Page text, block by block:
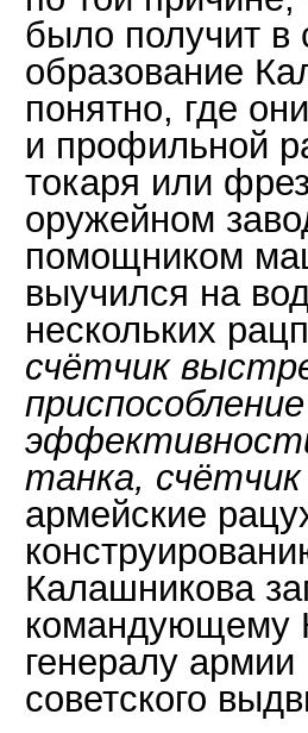
было получит в
образование
понятно, где
и профильной
токаря или
оружейном
помощником
выучился на
нескольких
счётчик
танка,
армейские
Калашникова
командующему
генералу
советского